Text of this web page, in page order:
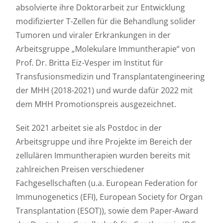
absolvierte ihre Doktorarbeit zur Entwicklung
modifizierter T-Zellen für die Behandlung solider
Tumoren und viraler Erkrankungen in der
Arbeitsgruppe „Molekulare Immuntherapie“ von
Prof. Dr. Britta Eiz-Vesper im Institut für
Transfusionsmedizin und Transplantatengineering
der MHH (2018-2021) und wurde dafür 2022 mit
dem MHH Promotionspreis ausgezeichnet.
Seit 2021 arbeitet sie als Postdoc in der
Arbeitsgruppe und ihre Projekte im Bereich der
zellulären Immuntherapien wurden bereits mit
zahlreichen Preisen verschiedener
Fachgesellschaften (u.a. European Federation for
Immunogenetics (EFI), European Society for Organ
Transplantation (ESOT)), sowie dem Paper-Award